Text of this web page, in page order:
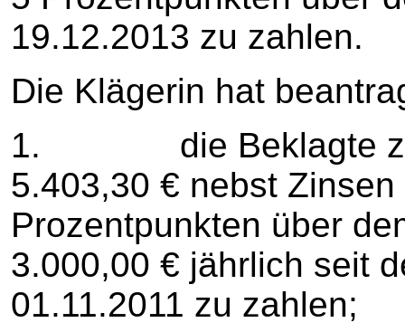
19.12.2013 zu zahlen.
Die Klägerin hat
1. die Beklagte zu
5.403,30 € nebst
Prozentpunkten über
3.000,00 € jährlich seit
01.11.2011 zu zahlen;